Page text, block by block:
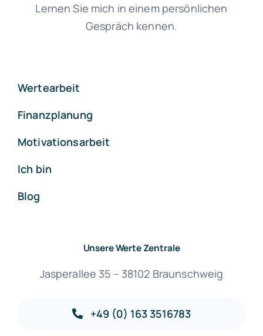
Lernen Sie mich in einem persönlichen
Gespräch kennen.
Wertearbeit
Finanzplanung
Motivationsarbeit
Ich bin
Blog
Unsere Werte Zentrale
Jasperallee 35 – 38102 Braunschweig
+49 (0) 163 3516783